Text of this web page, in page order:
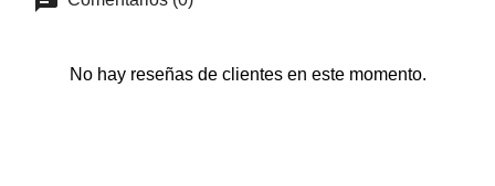
No hay reseñas de clientes en este momento.